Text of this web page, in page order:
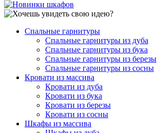
Спальные гарнитуры
Спальные гарнитуры из дуба
Спальные гарнитуры из бука
Спальные гарнитуры из березы
Спальные гарнитуры из сосны
Кровати из массива
Кровати из дуба
Кровати из бука
Кровати из березы
Кровати из сосны
Шкафы из массива